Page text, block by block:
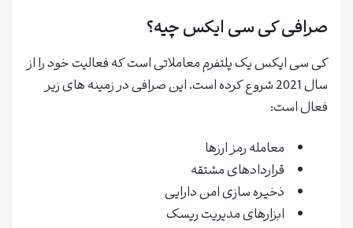
صرافی کی سی ایکس چیه؟
کی سی ایکس یک پلتفرم معاملاتی است که فعالیت خود را از
سال 2021 شروع کرده است. این صرافی در زمینه های زیر
فعال است:
معامله رمز ارزها
قراردادهای مشتقه
ذخیره سازی امن دارایی
ابزارهای مدیریت ریسک